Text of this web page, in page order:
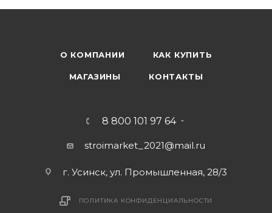
О КОМПАНИИ КАК КУПИТЬ
МАГАЗИНЫ КОНТАКТЫ
8 800 101 97 64
stroimarket_2021@mail.ru
г. Усинск, ул. Промышленная, 28/3
ПОЛИТИКА КОНФИДЕНЦИАЛЬНОСТИ